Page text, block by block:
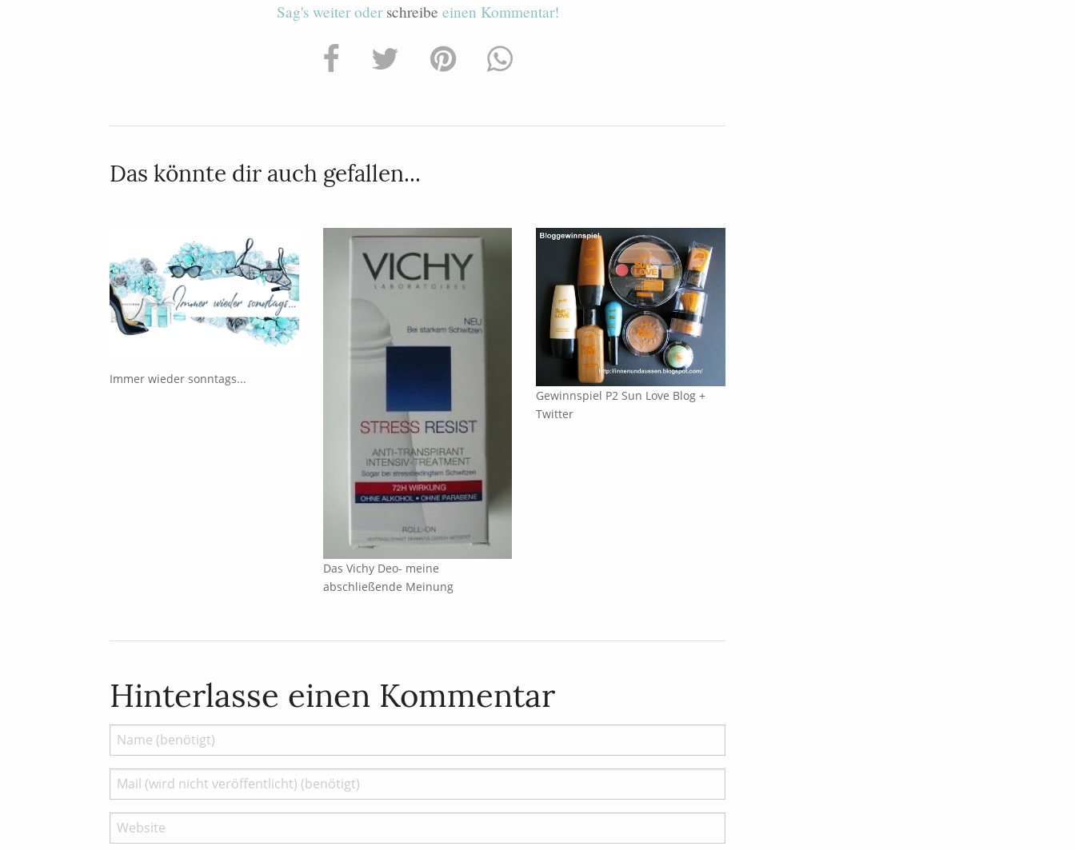
Sag's weiter oder schreibe einen Kommentar!
Das könnte dir auch gefallen...
Immer wieder sonntags...
Das Vichy Deo- meine
abschließende Meinung
Gewinnspiel P2 Sun Love Blog +
Twitter
Hinterlasse einen Kommentar